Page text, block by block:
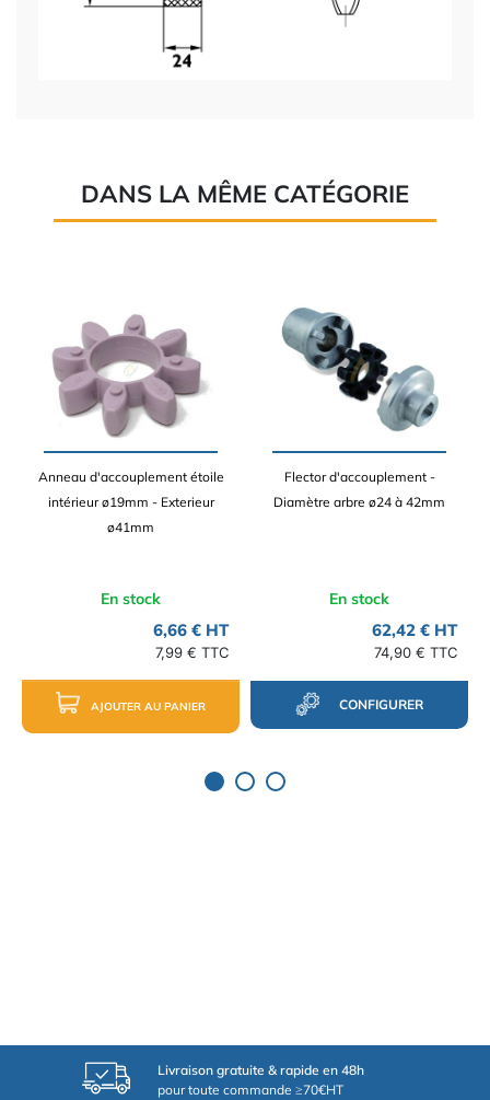
DANS LA MÊME CATÉGORIE
Anneau d'accouplement étoile
intérieur ø19mm - Exterieur
ø41mm
En stock
6,66 € HT
7,99 € TTC
AJOUTER AU PANIER
Flector d'accouplement -
Diamètre arbre ø24 à 42mm
En stock
62,42 € HT
74,90 € TTC
CONFIGURER
Livraison gratuite & rapide en 48h
pour toute commande ≥70€HT